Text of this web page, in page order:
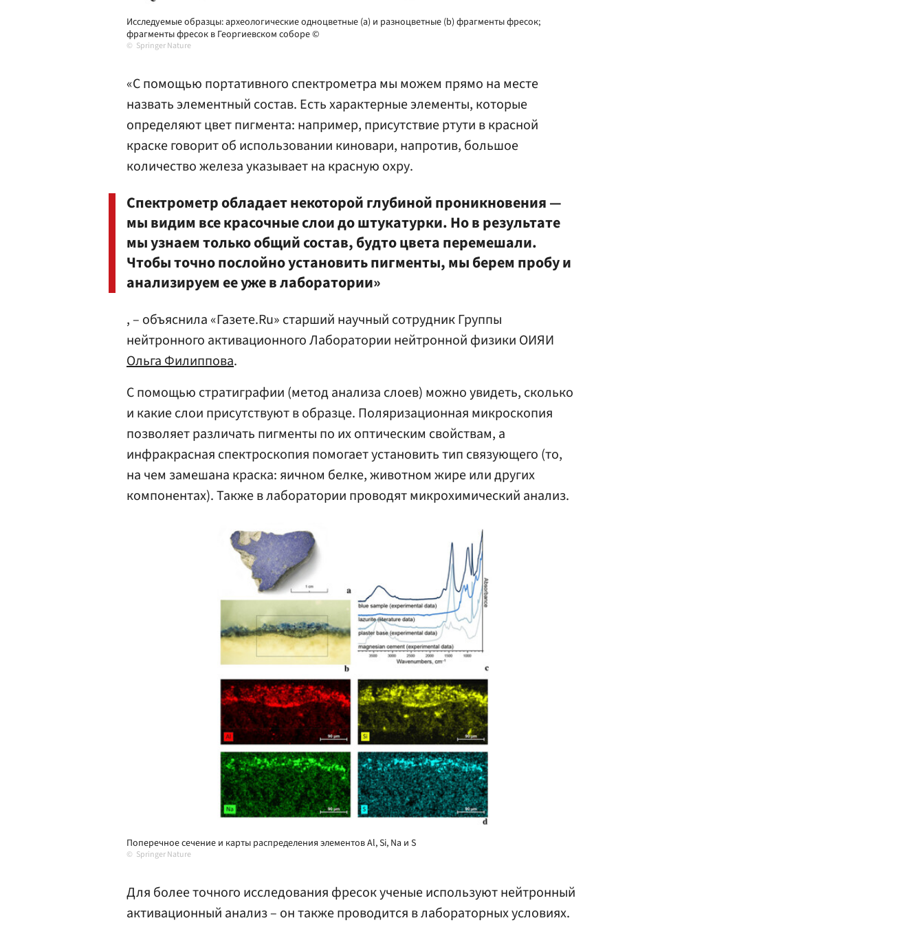
Исследуемые образцы: археологические одноцветные (a) и разноцветные (b) фрагменты фресок;
фрагменты фресок в Георгиевском соборе ©
Springer Nature
«С помощью портативного спектрометра мы можем прямо на месте
назвать элементный состав. Есть характерные элементы, которые
определяют цвет пигмента: например, присутствие ртути в красной
краске говорит об использовании киновари, напротив, большое
количество железа указывает на красную охру.
Спектрометр обладает некоторой глубиной проникновения —
мы видим все красочные слои до штукатурки. Но в результате
мы узнаем только общий состав, будто цвета перемешали.
Чтобы точно послойно установить пигменты, мы берем пробу и
анализируем ее уже в лаборатории»
, – объяснила «Газете.Ru» старший научный сотрудник Группы
нейтронного активационного Лаборатории нейтронной физики ОИЯИ
Ольга Филиппова.
С помощью стратиграфии (метод анализа слоев) можно увидеть, сколько
и какие слои присутствуют в образце. Поляризационная микроскопия
позволяет различать пигменты по их оптическим свойствам, а
инфракрасная спектроскопия помогает установить тип связующего (то,
на чем замешана краска: яичном белке, животном жире или других
компонентах). Также в лаборатории проводят микрохимический анализ.
Поперечное сечение и карты распределения элементов Al, Si, Na и S
Springer Nature
Для более точного исследования фресок ученые используют нейтронный
активационный анализ – он также проводится в лабораторных условиях.